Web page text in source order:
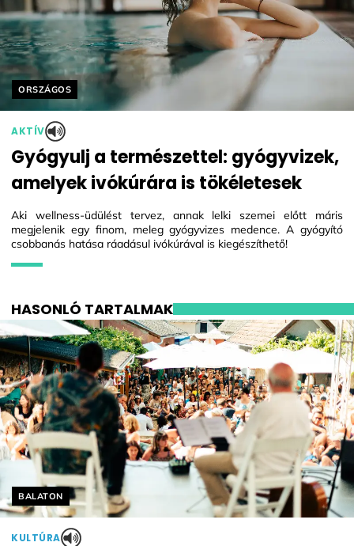
Helyszín címkék:
ORSZÁGOS
AKTÍV
Gyógyulj a természettel: gyógyvizek,
amelyek ivókúrára is tökéletesek
Aki wellness-üdülést tervez, annak lelki szemei előtt máris
megjelenik egy finom, meleg gyógyvizes medence. A gyógyító
csobbanás hatása ráadásul ivókúrával is kiegészíthető!
HASONLÓ TARTALMAK
Helyszín címkék:
BALATON
KULTÚRA